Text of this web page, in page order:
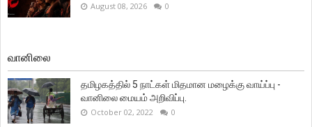
August 08, 2026 0
வானிலை
தமிழகத்தில் 5 நாட்கள் மிதமான மழைக்கு வாய்ப்பு -
வானிலை மையம் அறிவிப்பு.
October 02, 2022 0